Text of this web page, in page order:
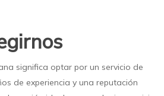
significa optar por un servicio de
de experiencia y una reputación